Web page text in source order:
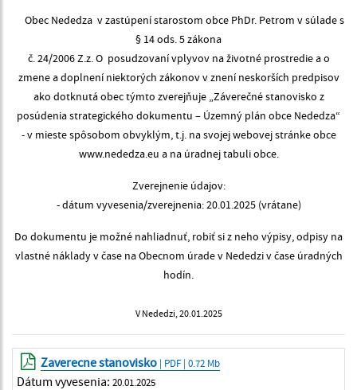
Obec Nededza v zastúpení starostom obce PhDr. Petrom v súlade s
§ 14 ods. 5 zákona
č. 24/2006 Z.z. O posudzovaní vplyvov na životné prostredie a o
zmene a doplnení niektorých zákonov v znení neskorších predpisov
ako dotknutá obec týmto zverejňuje „Záverečné stanovisko z
posúdenia strategického dokumentu – Územný plán obce Nededza“
- v mieste spôsobom obvyklým, t.j. na svojej webovej stránke obce
www.nededza.eu a na úradnej tabuli obce.
Zverejnenie údajov:
- dátum vyvesenia/zverejnenia: 20.01.2025 (vrátane)
Do dokumentu je možné nahliadnuť, robiť si z neho výpisy, odpisy na
vlastné náklady v čase na Obecnom úrade v Nededzi v čase úradných
hodín.
V Nededzi, 20.01.2025
Zaverecne stanovisko | PDF | 0.72 Mb
Dátum vyvesenia: 20.01.2025